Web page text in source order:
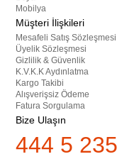
Mobilya
Müşteri İlişkileri
Mesafeli Satış Sözleşmesi
Üyelik Sözleşmesi
Gizlilik & Güvenlik
K.V.K.K Aydınlatma
Kargo Takibi
Alışverişsiz Ödeme
Fatura Sorgulama
Bize Ulaşın
444 5 235